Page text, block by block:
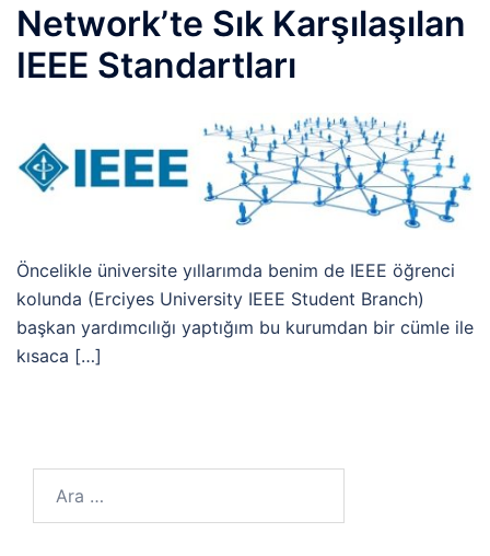
Network’te Sık Karşılaşılan
IEEE Standartları
Öncelikle üniversite yıllarımda benim de IEEE öğrenci
kolunda (Erciyes University IEEE Student Branch)
başkan yardımcılığı yaptığım bu kurumdan bir cümle ile
kısaca […]